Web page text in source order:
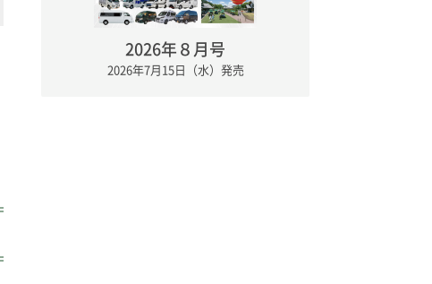
2026年８月号
2026年7月15日（水）発売